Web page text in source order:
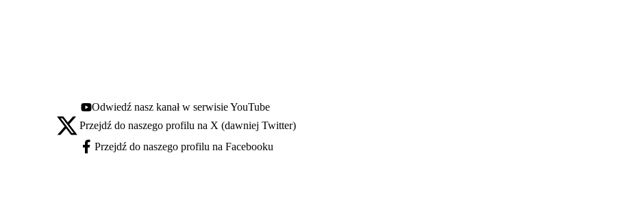
Youtube - otwiera się w nowej karcie
Odwiedź nasz kanał w serwisie YouTube
X - otwiera się w nowej karcie
Przejdź do naszego profilu na X (dawniej Twitter)
Facebook - otwiera się w nowej karcie
Przejdź do naszego profilu na Facebooku